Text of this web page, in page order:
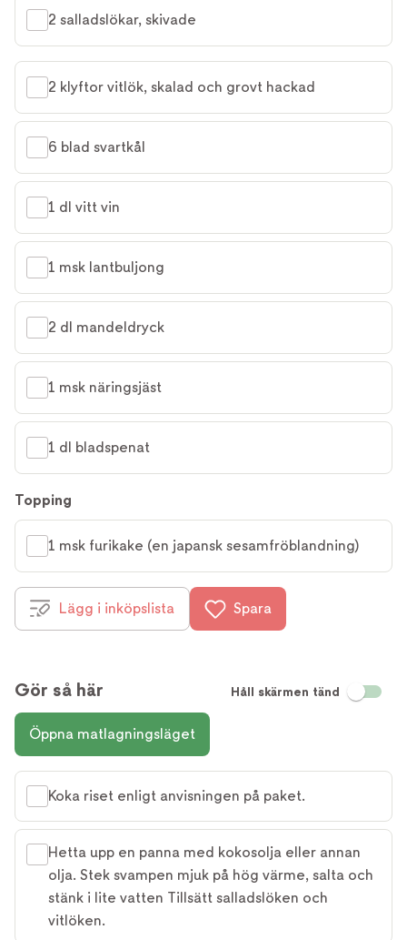
2 salladslökar, skivade
2 klyftor vitlök, skalad och grovt hackad
6 blad svartkål
1 dl vitt vin
1 msk lantbuljong
2 dl mandeldryck
1 msk näringsjäst
1 dl bladspenat
Topping
1 msk furikake (en japansk sesamfröblandning)
Lägg i inköpslista Spara
Gör så här Håll skärmen tänd
Öppna matlagningsläget
Koka riset enligt anvisningen på paket.
Hetta upp en panna med kokosolja eller annan
olja. Stek svampen mjuk på hög värme, salta och
stänk i lite vatten Tillsätt salladslöken och
vitlöken.